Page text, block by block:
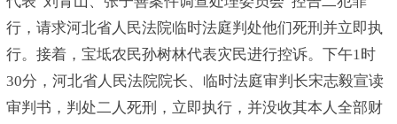
行，请求河北省人民法院临时法庭判处他们死刑并立即执
行。接着，宝坻农民孙树林代表灾民进行控诉。下午1时
30分，河北省人民法院院长、临时法庭审判长宋志毅宣读
审判书，判处二人死刑，立即执行，并没收其本人全部财